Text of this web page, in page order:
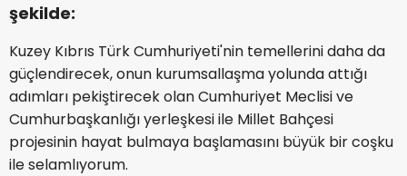
şekilde:
Kuzey Kıbrıs Türk Cumhuriyeti'nin temellerini daha da
güçlendirecek, onun kurumsallaşma yolunda attığı
adımları pekiştirecek olan Cumhuriyet Meclisi ve
Cumhurbaşkanlığı yerleşkesi ile Millet Bahçesi
projesinin hayat bulmaya başlamasını büyük bir coşku
ile selamlıyorum.